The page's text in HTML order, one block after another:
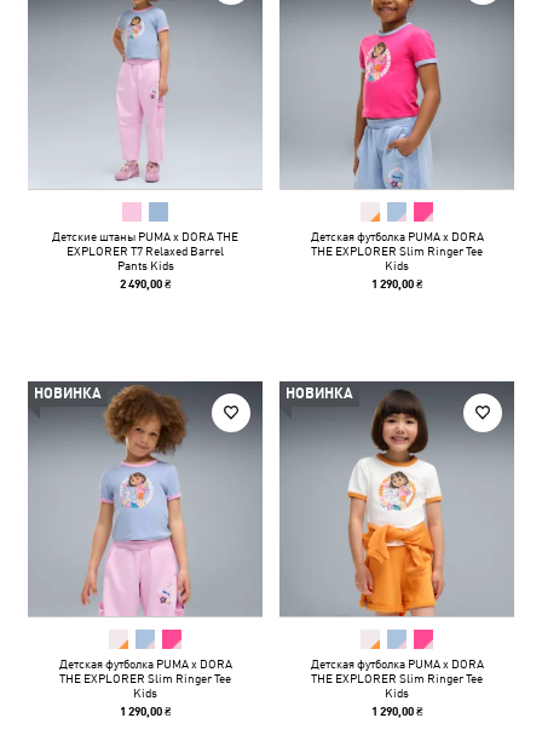
Детские штаны PUMA x DORA THE
EXPLORER T7 Relaxed Barrel
Pants Kids
2 490,00 ₴
Детская футболка PUMA x DORA
THE EXPLORER Slim Ringer Tee
Kids
1 290,00 ₴
НОВИНКА
Детская футболка PUMA x DORA
THE EXPLORER Slim Ringer Tee
Kids
1 290,00 ₴
НОВИНКА
Детская футболка PUMA x DORA
THE EXPLORER Slim Ringer Tee
Kids
1 290,00 ₴